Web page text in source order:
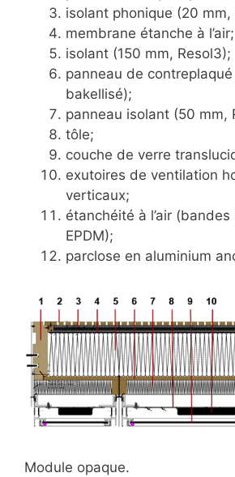
isolant phonique (20
membrane étanche à l’air;
isolant (150 mm, Resol3);
panneau de
bakellisé);
panneau isolant (50 mm,
tôle;
couche de verre
exutoires de ventilation
verticaux;
étanchéité à l’air
EPDM);
parclose en aluminium
Module opaque.